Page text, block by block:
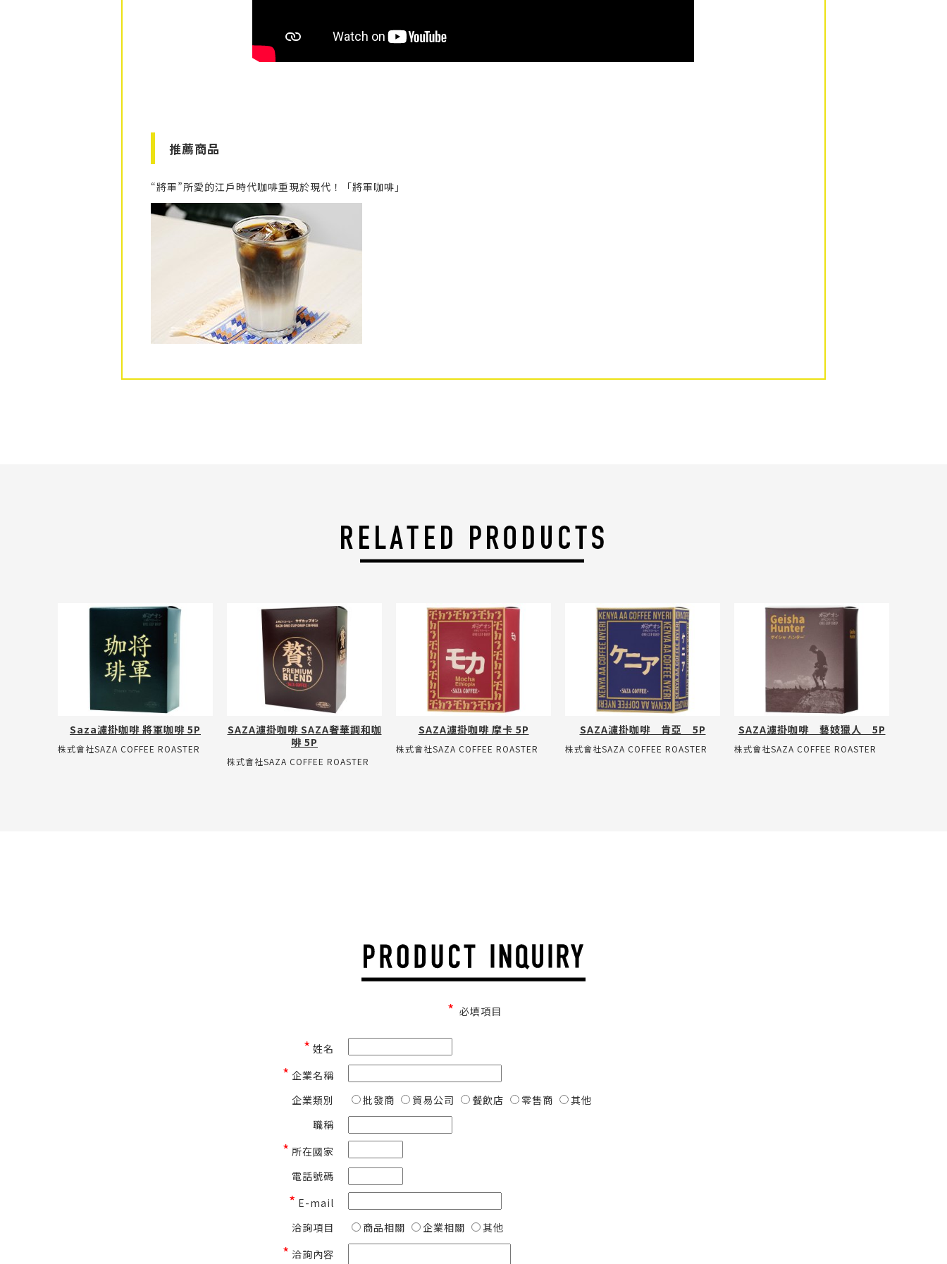
推薦商品
“將軍”所愛的江戶時代咖啡重現於現代！「將軍咖啡」
Saza濾掛咖啡 將軍咖啡 5P
株式會社SAZA COFFEE ROASTER
SAZA濾掛咖啡 SAZA奢華調和咖
啡 5P
株式會社SAZA COFFEE ROASTER
SAZA濾掛咖啡 摩卡 5P
株式會社SAZA COFFEE ROASTER
SAZA濾掛咖啡 肯亞 5P
株式會社SAZA COFFEE ROASTER
SAZA濾掛咖啡 藝妓獵人 5P
株式會社SAZA COFFEE ROASTER
* 必填項目
* 姓名
* 企業名稱
企業類別
批發商 貿易公司 餐飲店 零售商
其他
職稱
* 所在國家
電話號碼
* E-mail
洽詢項目
商品相關 企業相關 其他
* 洽詢內容